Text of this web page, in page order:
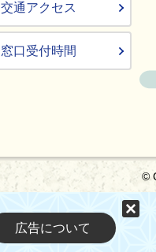
交通アクセス
窓口受付時間
©
広告について